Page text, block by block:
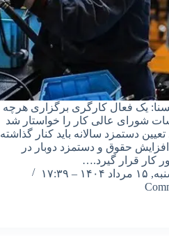
یک فعال کارگری برگزاری هرچه
شورای عالی کار را خواستار شد
دستمزد سالانه باید کنار گذاشته
حقوق و دستمزد دوبار در
کار قرار گیرد.…
– ۱۷:۳۹